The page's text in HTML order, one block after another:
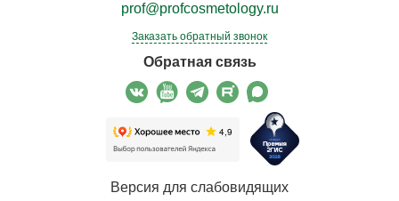
prof@profcosmetology.ru
Заказать обратный звонок
Обратная связь
Версия для слабовидящих